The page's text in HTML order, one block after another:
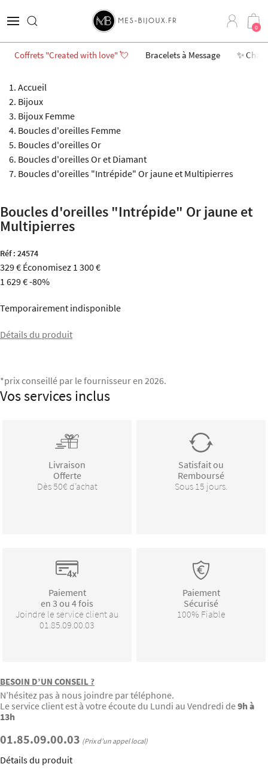
0
Coffrets "Created with love" 💘 Bracelets à Message ✨
Accueil
Bijoux
Bijoux Femme
Boucles d'oreilles Femme
Boucles d'oreilles Or
Boucles d'oreilles Or et Diamant
Boucles d'oreilles "Intrépide" Or jaune et Multipierres
Boucles d'oreilles "Intrépide" Or jaune et
Multipierres
Réf : 24574
329 € Économisez 1 300 €
1 629 €-80%
Temporairement indisponible
Détails du produit
*prix conseillé par le fournisseur en 2026.
Vos services inclus
Livraison
Offerte
Dès 50€ d’achat
Satisfait ou
Remboursé
Sous 15 jours.
Paiement
en 3 ou 4 fois
Joindre le service client au
01.85.09.00.03
Paiement
Sécurisé
100% Fiable
BESOIN D’UN CONSEIL ?
N’hésitez pas à nous joindre par téléphone.
Le service client est à votre écoute du Lundi au Vendredi de9h à
13h
01.85.09.00.03 (Prix d’un appel local)
Détails du produit